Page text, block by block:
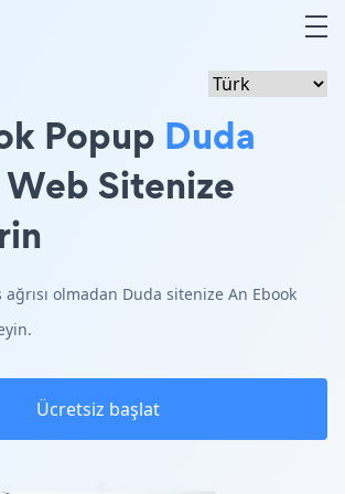
Popup Duda
Sitenize
olmadan Duda sitenize An Ebook
Ücretsiz başlat